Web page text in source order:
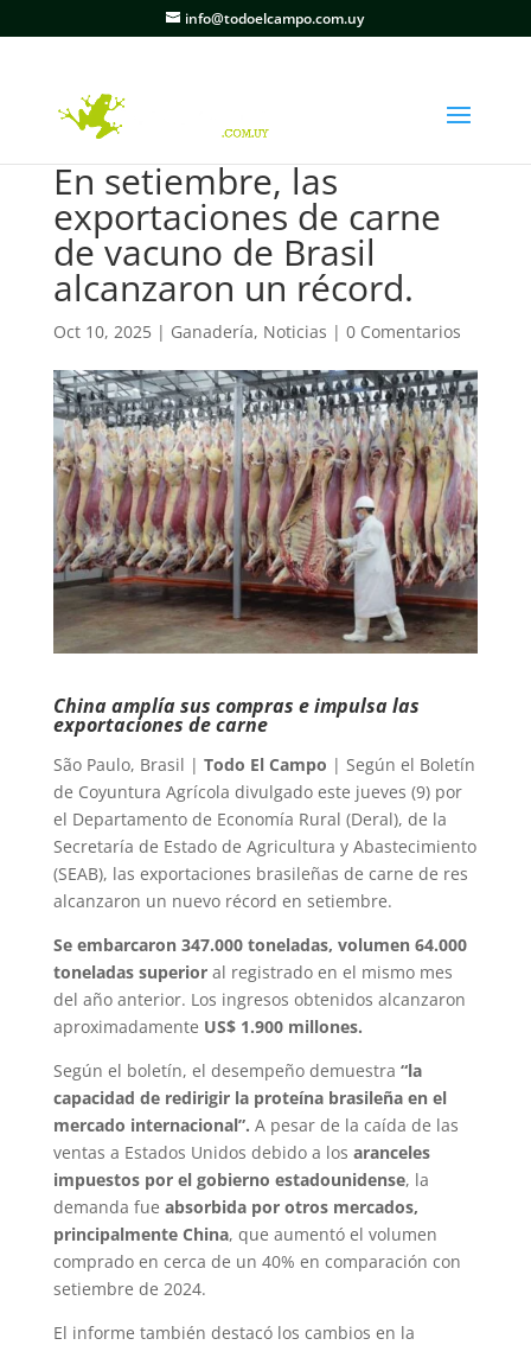
info@todoelcampo.com.uy
En setiembre, las
exportaciones de carne
de vacuno de Brasil
alcanzaron un récord.
Oct 10, 2025| Ganadería, Noticias | 0 Comentarios
China amplía sus compras e impulsa las
exportaciones de carne
São Paulo, Brasil | Todo El Campo | Según el Boletín
de Coyuntura Agrícola divulgado este jueves (9) por
el Departamento de Economía Rural (Deral), de la
Secretaría de Estado de Agricultura y Abastecimiento
(SEAB), las exportaciones brasileñas de carne de res
alcanzaron un nuevo récord en setiembre.
Se embarcaron 347.000 toneladas, volumen 64.000
toneladas superioral registrado en el mismo mes
del año anterior. Los ingresos obtenidos alcanzaron
aproximadamente US$ 1.900 millones.
Según el boletín, el desempeño demuestra “la
capacidad de redirigir la proteína brasileña en el
mercado internacional”. A pesar de la caída de las
ventas a Estados Unidos debido a los aranceles
impuestos por el gobierno estadounidense, la
demanda fue absorbida por otros mercados,
principalmente China, que aumentó el volumen
comprado en cerca de un 40% en comparación con
setiembre de 2024.
El informe también destacó los cambios en la